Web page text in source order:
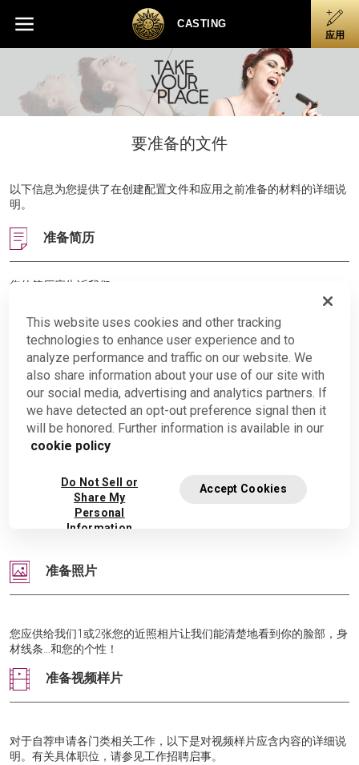
Skip to main content
Skip to footer CASTING
应用
要准备的文件
以下信息为您提供了在创建配置文件和应用之前准备的材料的详细说
明。
准备简历
您的简历应告诉我们：
您在什么地方学习和磨练您的技艺：例如，您的学校，体育馆，
音乐学院等。
如果您属于视听自学成材的类型，请告诉我们您的经历。
您擅长的主要专长，以及：
您所达到的成就水平；
您在舞台的表演，竞赛和有资助的晚会或是其他方面的活动
经验。
其他您有可能熟悉或具备经验的专长。
您的地址，电话号码，电子邮件和个人网站（如果有的话）。
任何其他您愿意和我们分享有关您的信息。
准备照片
您应供给我们1或2张您的近照相片让我们能清楚地看到你的脸部，身
材线条…和您的个性！
准备视频样片
对于自荐申请各门类相关工作，以下是对视频样片应含内容的详细说
明。有关具体职位，请参见工作招聘启事。
This website uses cookies and other tracking
technologies to enhance user experience and to
analyze performance and traffic on our website. We
also share information about your use of our site with
our social media, advertising and analytics partners. If
we have detected an opt-out preference signal then it
will be honored. Further information is available in our
cookie policy
Do Not Sell or
Share My
Personal
Information
Accept Cookies